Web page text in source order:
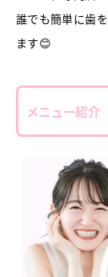
誰でも簡単に歯
ます😊
メニュー紹介